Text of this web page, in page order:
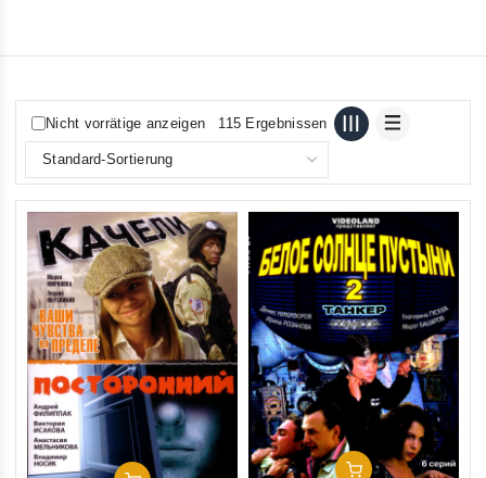
Nicht vorrätige anzeigen 115 Ergebnissen
In Den Warenkorb